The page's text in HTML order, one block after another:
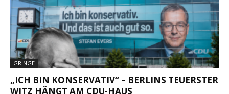
GRINGE
„ICH BIN KONSERVATIV“ – BERLINS TEUERSTER
WITZ HÄNGT AM CDU-HAUS